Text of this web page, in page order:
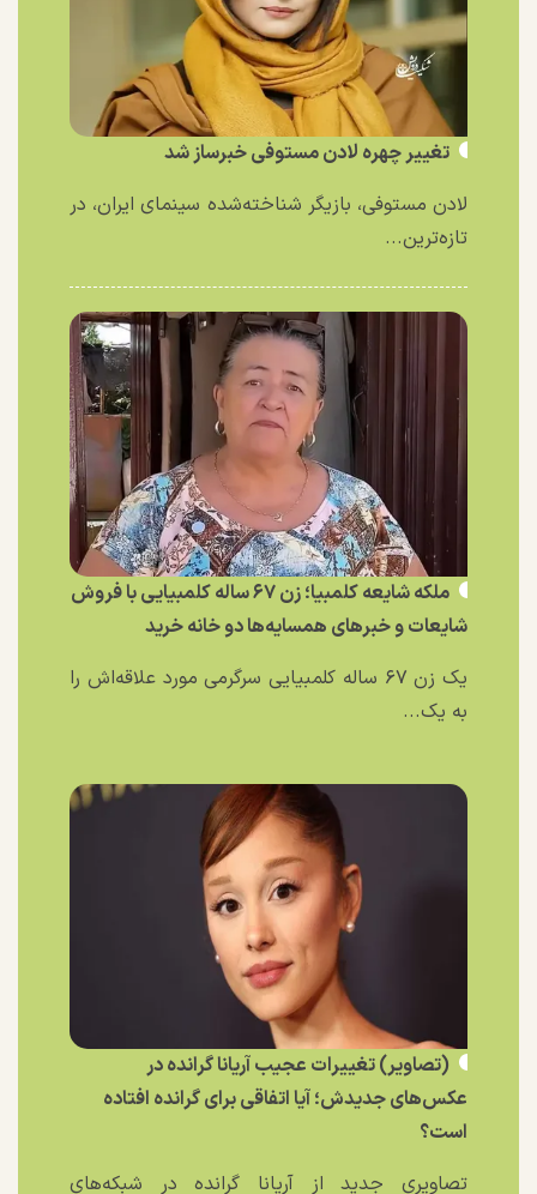
تغییر چهره لادن مستوفی خبرساز شد
لادن مستوفی، بازیگر شناخته‌شده سینمای ایران، در
تازه‌ترین...
ملکه شایعه کلمبیا؛ زن ۶۷ ساله کلمبیایی با فروش
شایعات و خبر‌های همسایه‌ها دو خانه خرید
یک زن ۶۷ ساله کلمبیایی سرگرمی مورد علاقه‌اش را
به یک...
(تصاویر) تغییرات عجیب آریانا گرانده در
عکس‌های جدیدش؛ آیا اتفاقی برای گرانده افتاده
است؟
تصاویری جدید از آریانا گرانده در شبکه‌های